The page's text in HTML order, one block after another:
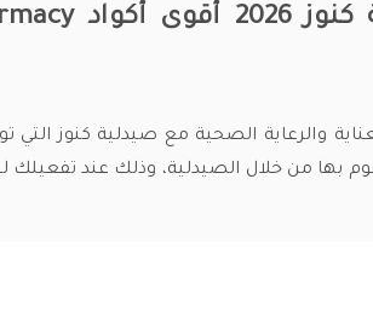
والرعاية الصحية مع صيدلية كنوز